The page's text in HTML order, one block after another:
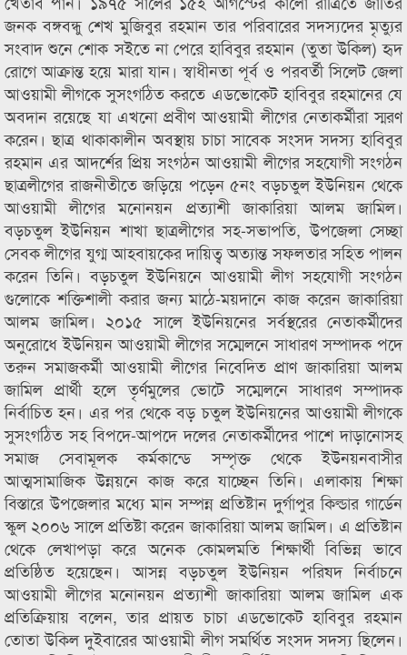
জনক বঙ্গবন্ধু শেখ মুজিবুর রহমান তার পরিবারের সদস্যদের মৃত্যুর
সংবাদ শুনে শোক সইতে না পেরে হাবিবুর রহমান (তুতা উকিল) হৃদ
রোগে আক্রান্ত হয়ে মারা যান। স্বাধীনতা পূর্ব ও পরবর্তী সিলেট জেলা
আওয়ামী লীগকে সুসংগঠিত করতে এডভোকেট হাবিবুর রহমানের যে
অবদান রয়েছে যা এখনো প্রবীণ আওয়ামী লীগের নেতাকর্মীরা স্মরণ
করেন। ছাত্র থাকাকালীন অবস্থায় চাচা সাবেক সংসদ সদস্য হাবিবুর
রহমান এর আদর্শের প্রিয় সংগঠন আওয়ামী লীগের সহযোগী সংগঠন
ছাত্রলীগের রাজনীতীতে জড়িয়ে পড়েন ৫নং বড়চতুল ইউনিয়ন থেকে
আওয়ামী লীগের মনোনয়ন প্রত্যাশী জাকারিয়া আলম জামিল।
বড়চতুল ইউনিয়ন শাখা ছাত্রলীগের সহ-সভাপতি, উপজেলা সেচ্ছা
সেবক লীগের যুগ্ম আহবায়কের দায়িত্ব অত্যান্ত সফলতার সহিত পালন
করেন তিনি। বড়চতুল ইউনিয়নে আওয়ামী লীগ সহযোগী সংগঠন
গুলোকে শক্তিশালী করার জন্য মাঠে-ময়দানে কাজ করেন জাকারিয়া
আলম জামিল। ২০১৫ সালে ইউনিয়নের সর্বস্থরের নেতাকর্মীদের
অনুরোধে ইউনিয়ন আওয়ামী লীগের সম্মেলনে সাধারণ সম্পাদক পদে
তরুন সমাজকর্মী আওয়ামী লীগের নিবেদিত প্রাণ জাকারিয়া আলম
জামিল প্রার্থী হলে তৃর্ণমুলের ভোটে সম্মেলনে সাধারণ সম্পাদক
নির্বাচিত হন। এর পর থেকে বড় চতুল ইউনিয়নের আওয়ামী লীগকে
সুসংগঠিত সহ বিপদে-আপদে দলের নেতাকর্মীদের পাশে দাড়ানোসহ
সমাজ সেবামূলক কর্মকান্ডে সম্পৃক্ত থেকে ইউনয়নবাসীর
আত্মসামাজিক উন্নয়নে কাজ করে যাচ্ছেন তিনি। এলাকায় শিক্ষা
বিস্তারে উপজেলার মধ্যে মান সম্পন্ন প্রতিষ্টান দুর্গাপুর কিল্ডার গার্ডেন
স্কুল ২০০৬ সালে প্রতিষ্টা করেন জাকারিয়া আলম জামিল। এ প্রতিষ্টান
থেকে লেখাপড়া করে অনেক কোমলমতি শিক্ষার্থী বিভিন্ন ভাবে
প্রতিষ্ঠিত হয়েছেন। আসন্ন বড়চতুল ইউনিয়ন পরিষদ নির্বাচনে
আওয়ামী লীগের মনোনয়ন প্রত্যাশী জাকারিয়া আলম জামিল এক
প্রতিক্রিয়ায় বলেন, তার প্রায়ত চাচা এডভোকেট হাবিবুর রহমান
তোতা উকিল দুইবারের আওয়ামী লীগ সমর্থিত সংসদ সদস্য ছিলেন।